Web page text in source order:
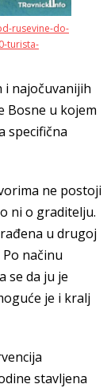
rusevine-do-
turista-
i najočuvanijih
Bosne u kojem
specifična
ne postoji
ni o graditelju.
u drugoj
načinu
se da ju je
je i kralj
stavljena